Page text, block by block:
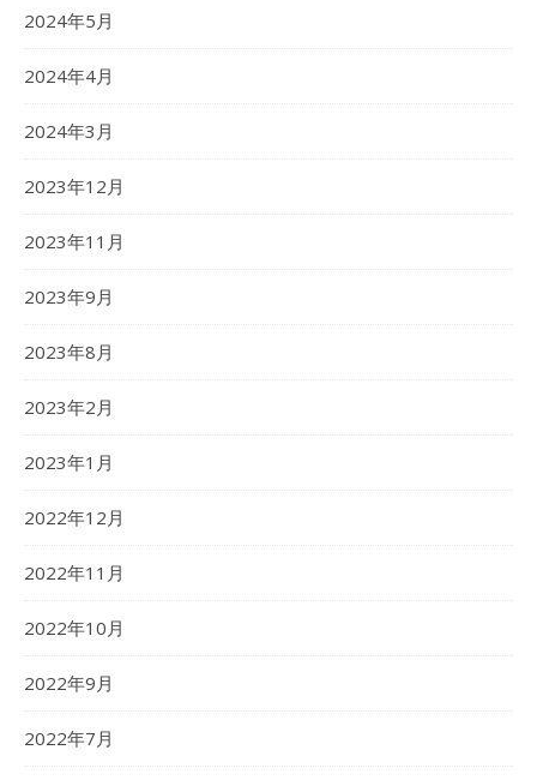
2024年5月
2024年4月
2024年3月
2023年12月
2023年11月
2023年9月
2023年8月
2023年2月
2023年1月
2022年12月
2022年11月
2022年10月
2022年9月
2022年7月